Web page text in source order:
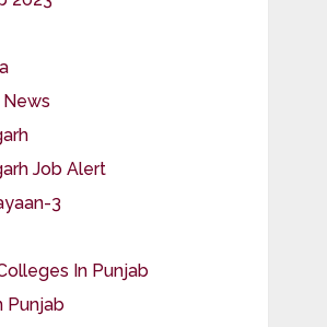
News
Job Alert
3
In Punjab
Punjab